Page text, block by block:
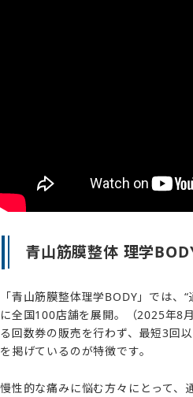
青山筋膜整体 理学
「青山筋膜整体理学BODY」では、
に全国100店舗を展開。（2025年8
る回数券の販売を行わず、最短3回
を掲げているのが特徴です。
慢性的な痛みに悩む方々にとって、